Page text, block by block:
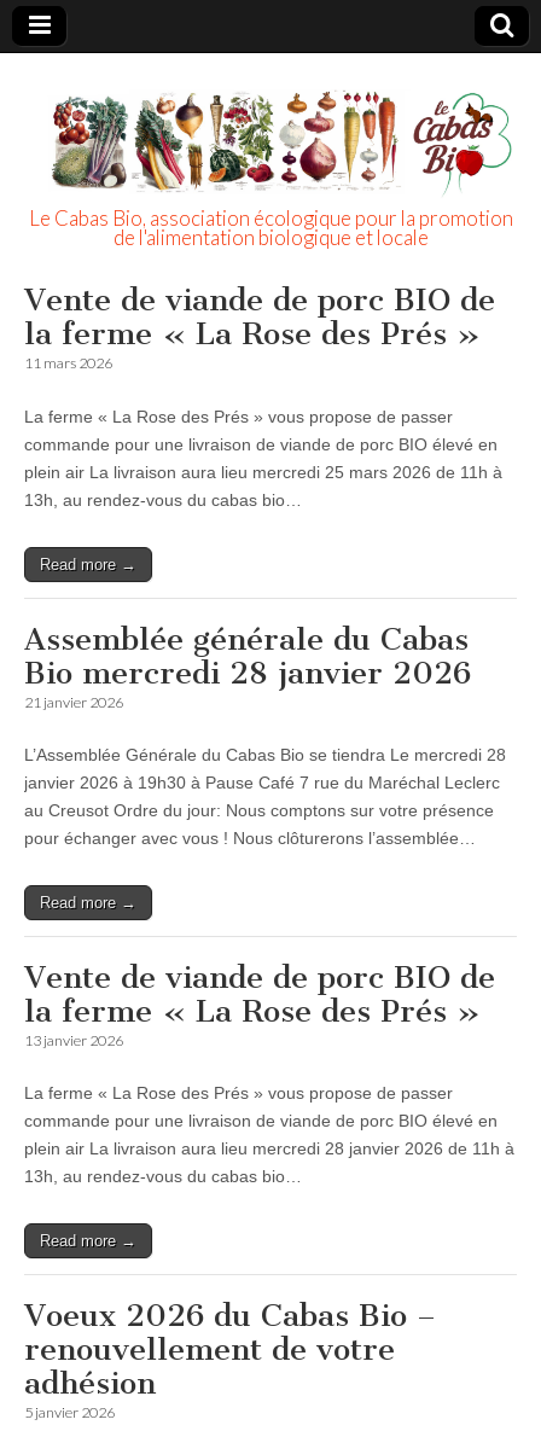
Le Cabas Bio, association écologique pour la promotion
de l'alimentation biologique et locale
Vente de viande de porc BIO de
la ferme « La Rose des Prés »
11 mars 2026
La ferme « La Rose des Prés » vous propose de passer
commande pour une livraison de viande de porc BIO élevé en
plein air La livraison aura lieu mercredi 25 mars 2026 de 11h à
13h, au rendez-vous du cabas bio…
Read more →
Assemblée générale du Cabas
Bio mercredi 28 janvier 2026
21 janvier 2026
L’Assemblée Générale du Cabas Bio se tiendra Le mercredi 28
janvier 2026 à 19h30 à Pause Café 7 rue du Maréchal Leclerc
au Creusot Ordre du jour: Nous comptons sur votre présence
pour échanger avec vous ! Nous clôturerons l’assemblée…
Read more →
Vente de viande de porc BIO de
la ferme « La Rose des Prés »
13 janvier 2026
La ferme « La Rose des Prés » vous propose de passer
commande pour une livraison de viande de porc BIO élevé en
plein air La livraison aura lieu mercredi 28 janvier 2026 de 11h à
13h, au rendez-vous du cabas bio…
Read more →
Voeux 2026 du Cabas Bio –
renouvellement de votre
adhésion
5 janvier 2026